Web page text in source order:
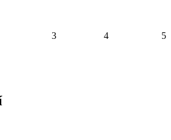
3 4 5